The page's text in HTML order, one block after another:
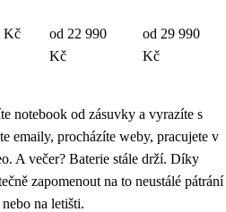
Kč
od 22 990
Kč
od 29 990
Kč
notebook od zásuvky a vyrazíte s
emaily, procházíte weby, pracujete v
A večer? Baterie stále drží. Díky
zapomenout na to neustálé pátrání
na letišti.